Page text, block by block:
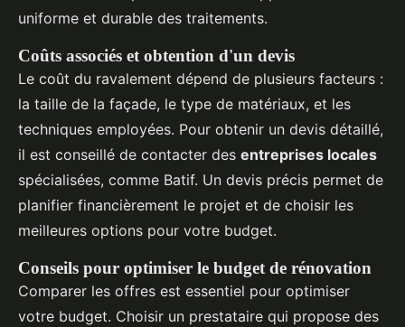
uniforme et durable des traitements.
Coûts associés et obtention d'un devis
Le coût du ravalement dépend de plusieurs facteurs :
la taille de la façade, le type de matériaux, et les
techniques employées. Pour obtenir un devis détaillé,
il est conseillé de contacter des entreprises locales
spécialisées, comme Batif. Un devis précis permet de
planifier financièrement le projet et de choisir les
meilleures options pour votre budget.
Conseils pour optimiser le budget de rénovation
Comparer les offres est essentiel pour optimiser
votre budget. Choisir un prestataire qui propose des